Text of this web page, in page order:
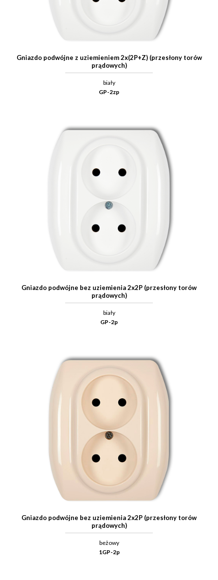
Gniazdo podwójne z uziemieniem 2x(2P+Z) (przesłony torów
prądowych)
biały
GP-2zp
Gniazdo podwójne bez uziemienia 2x2P (przesłony torów
prądowych)
biały
GP-2p
Gniazdo podwójne bez uziemienia 2x2P (przesłony torów
prądowych)
beżowy
1GP-2p